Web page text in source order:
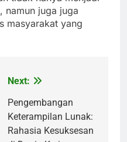
namun juga juga
masyarakat yang
Next:
Pengembangan
Keterampilan Lunak:
Rahasia Kesuksesan